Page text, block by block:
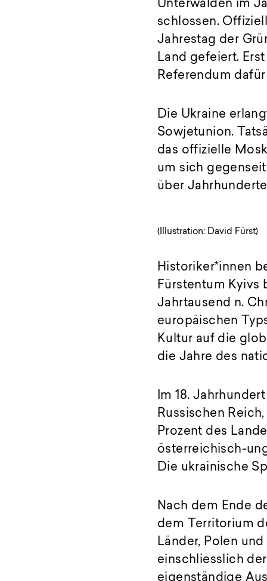
Unterwalden im
schlossen.
Jahrestag der
Land gefeiert.
Referendum
Die Ukraine
Sowjetunion.
das offizielle
um sich
über
(Illustration: David Fürst)
Historiker*innen
Fürstentum Kyivs
Jahrtausend n.
europäischen
Kultur auf die
die Jahre des
Im 18.
Russischen
Prozent des
österreichisch-
Die ukrainische
Nach dem Ende
dem Territorium
Länder, Polen
einschliesslich
eigenständige